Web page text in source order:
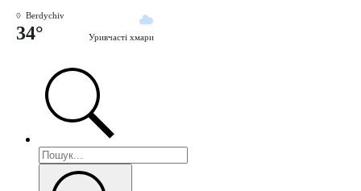
Berdychiv
34° Уривчасті хмари